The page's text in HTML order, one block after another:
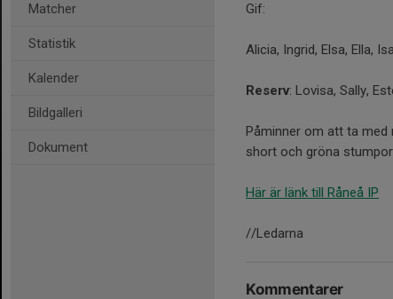
Matcher
Statistik
Kalender
Bildgalleri
Dokument
Gif:
Alicia, Ingrid, Elsa, Ella,
Reserv: Lovisa, Sally,
Påminner om att ta med
short och gröna
Här är länk till Råneå IP
//Ledarna
Kommentarer